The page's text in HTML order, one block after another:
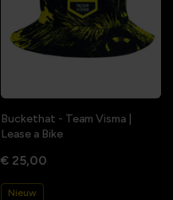
Buckethat - Team Visma |
Lease a Bike
€ 25,00
Nieuw